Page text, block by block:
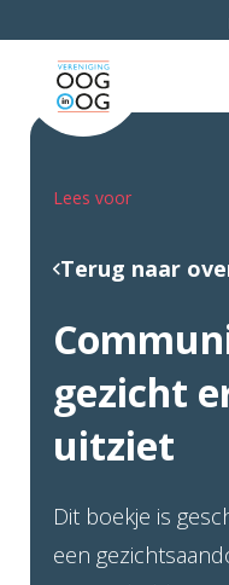
Lees voor
Terug naar
gezicht
uitziet
Dit boekje is
een